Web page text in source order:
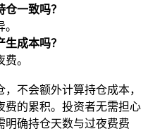
一致吗？
成本吗？
。
不会额外计算持仓成本，
费的累积。投资者无需担心
明确持仓天数与过夜费费